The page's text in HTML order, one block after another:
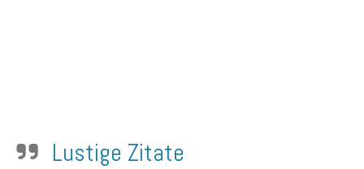
Lustige Zitate